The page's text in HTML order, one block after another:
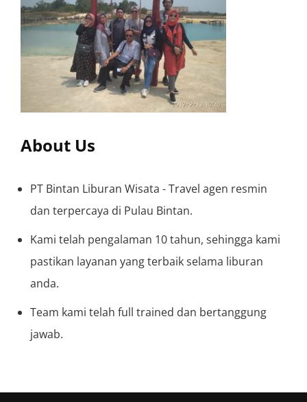
About Us
PT Bintan Liburan Wisata - Travel agen resmin
dan terpercaya di Pulau Bintan.
Kami telah pengalaman 10 tahun, sehingga kami
pastikan layanan yang terbaik selama liburan
anda.
Team kami telah full trained dan bertanggung
jawab.